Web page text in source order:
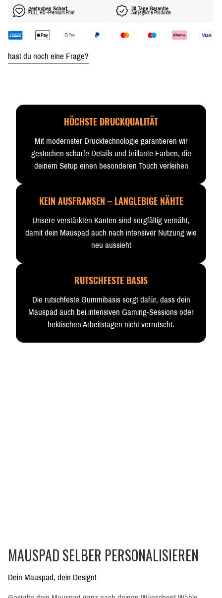
gestochen Scharf
FULL HD -Premium Print
30 Tage Garantie
Auf jegliche Produkte
hast du noch eine Frage?
HÖCHSTE DRUCKQUALITÄT
Mit modernster Drucktechnologie garantieren wir
gestochen scharfe Details und brillante Farben, die
deinem Setup einen besonderen Touch verleihen
KEIN AUSFRANSEN – LANGLEBIGE NÄHTE
Unsere verstärkten Kanten sind sorgfältig vernäht,
damit dein Mauspad auch nach intensiver Nutzung wie
neu aussieht
RUTSCHFESTE BASIS
Die rutschfeste Gummibasis sorgt dafür, dass dein
Mauspad auch bei intensiven Gaming-Sessions oder
hektischen Arbeitstagen nicht verrutscht.
MAUSPAD SELBER PERSONALISIEREN
Dein Mauspad, dein Design!